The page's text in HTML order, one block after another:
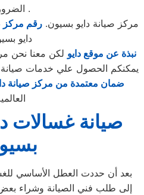
الضرورة .
مركز صيانة دايو بسيون.رقم مركز
دايو
نبذة عن موقع دايو لكن معنا نحن
يمكنكم الحصول علي خدمات صيانة
ضمان معتمدة من مركز صيانة
صيانة غسالات
بعد أن حددت العطل الأساسي
إلى طلب فني الصيانة وشراء